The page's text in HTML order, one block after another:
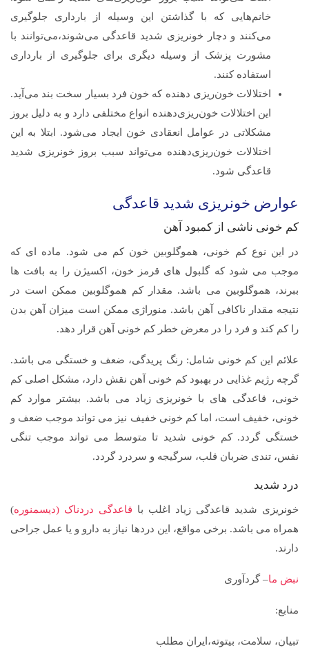
خانم‌هایی که با گذاشتن این وسیله از بارداری جلوگیری
می‌کنند و دچار خونریزی شدید قاعدگی می‌شوند،می‌توانند با
مشورت پزشک از وسیله دیگری برای جلوگیری از بارداری
استفاده کنند.
اختلالات خون‌ریزی دهنده که خون فرد بسیار سخت بند می‌آید.
این اختلالات خون‌ریزی‌دهنده انواع مختلفی دارد و به دلیل بروز
مشکلاتی در عوامل انعقادی خون ایجاد می‌شود. ابتلا به این
اختلالات خون‌ریزی‌دهنده می‌تواند سبب بروز خونریزی شدید
قاعدگی شود.
عوارض خونریزی شدید قاعدگی
کم خونی ناشی از کمبود آهن
در این نوع کم خونی، هموگلوبین خون کم می شود. ماده ای که
موجب می شود که گلبول های قرمز خون، اکسیژن را به بافت ها
ببرند، هموگلوبین می باشد. مقدار کم هموگلوبین ممکن است در
نتیجه مقدار ناکافی آهن باشد. منوراژی ممکن است میزان آهن بدن
را کم کند و فرد را در معرض خطر کم خونی آهن قرار دهد.
علائم این کم خونی شامل: رنگ پریدگی، ضعف و خستگی می باشد.
گرچه رژیم غذایی در بهبود کم خونی آهن نقش دارد، مشکل اصلی کم
خونی، قاعدگی های با خونریزی زیاد می باشد. بیشتر موارد کم
خونی، خفیف است، اما کم خونی خفیف نیز می تواند موجب ضعف و
خستگی گردد. کم خونی شدید تا متوسط می تواند موجب تنگی
نفس، تندی ضربان قلب، سرگیجه و سردرد گردد.
درد شدید
خونریزی شدید قاعدگی زیاد اغلب با قاعدگی دردناک (دیسمنوره)
همراه می باشد. برخی مواقع، این دردها نیاز به دارو و یا عمل جراحی
دارند.
نبض ما– گردآوری
منابع:
تبیان، سلامت، بیتوته،ایران مطلب